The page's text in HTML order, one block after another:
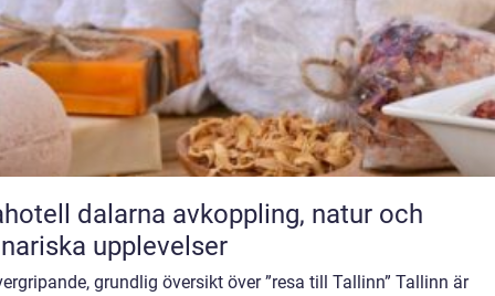
dalarna avkoppling, natur och
upplevelser
grundlig översikt över ”resa till Tallinn” Tallinn är